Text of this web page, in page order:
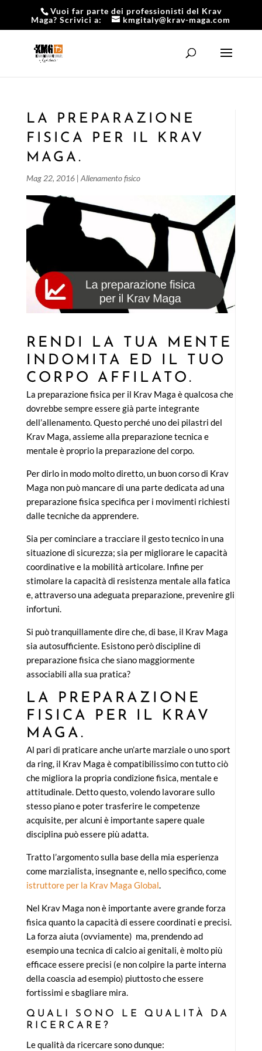
Vuoi far parte dei professionisti del Krav
Maga? Scrivici a:
kmgitaly@krav-maga.com
LA PREPARAZIONE
FISICA PER IL KRAV
MAGA.
Mag 22, 2016| Allenamento fisico
RENDI LA TUA MENTE
INDOMITA ED IL TUO
CORPO AFFILATO.
La preparazione fisica per il Krav Maga è qualcosa che
dovrebbe sempre essere già parte integrante
dell’allenamento. Questo perché uno dei pilastri del
Krav Maga, assieme alla preparazione tecnica e
mentale è proprio la preparazione del corpo.
Per dirlo in modo molto diretto, un buon corso di Krav
Maga non può mancare di una parte dedicata ad una
preparazione fisica specifica per i movimenti richiesti
dalle tecniche da apprendere.
Sia per cominciare a tracciare il gesto tecnico in una
situazione di sicurezza; sia per migliorare le capacità
coordinative e la mobilità articolare. Infine per
stimolare la capacità di resistenza mentale alla fatica
e, attraverso una adeguata preparazione, prevenire gli
infortuni.
Si può tranquillamente dire che, di base, il Krav Maga
sia autosufficiente. Esistono però discipline di
preparazione fisica che siano maggiormente
associabili alla sua pratica?
LA PREPARAZIONE
FISICA PER IL KRAV
MAGA.
Al pari di praticare anche un’arte marziale o uno sport
da ring, il Krav Maga è compatibilissimo con tutto ciò
che migliora la propria condizione fisica, mentale e
attitudinale. Detto questo, volendo lavorare sullo
stesso piano e poter trasferire le competenze
acquisite, per alcuni è importante sapere quale
disciplina può essere più adatta.
Tratto l’argomento sulla base della mia esperienza
come marzialista, insegnante e, nello specifico, come
istruttore per la Krav Maga Global.
Nel Krav Maga non è importante avere grande forza
fisica quanto la capacità di essere coordinati e precisi.
La forza aiuta (ovviamente) ma, prendendo ad
esempio una tecnica di calcio ai genitali, è molto più
efficace essere precisi (e non colpire la parte interna
della coascia ad esempio) piuttosto che essere
fortissimi e sbagliare mira.
QUALI SONO LE QUALITÀ DA
RICERCARE?
Le qualità da ricercare sono dunque: